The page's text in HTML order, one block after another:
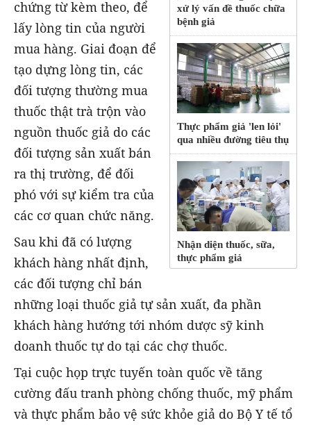
xử lý vấn đề thuốc chữa
bệnh giả
Thực phẩm giả 'len lỏi'
qua nhiều đường tiêu thụ
Nhận diện thuốc, sữa,
thực phẩm giả
chứng từ kèm theo, để
lấy lòng tin của người
mua hàng. Giai đoạn để
tạo dựng lòng tin, các
đối tượng thường mua
thuốc thật trà trộn vào
nguồn thuốc giả do các
đối tượng sản xuất bán
ra thị trường, để đối
phó với sự kiểm tra của
các cơ quan chức năng.
Sau khi đã có lượng
khách hàng nhất định,
các đối tượng chỉ bán
những loại thuốc giả tự sản xuất, đa phần
khách hàng hướng tới nhóm dược sỹ kinh
doanh thuốc tự do tại các chợ thuốc.
Tại cuộc họp trực tuyến toàn quốc về tăng
cường đấu tranh phòng chống thuốc, mỹ phẩm
và thực phẩm bảo vệ sức khỏe giả do Bộ Y tế tổ